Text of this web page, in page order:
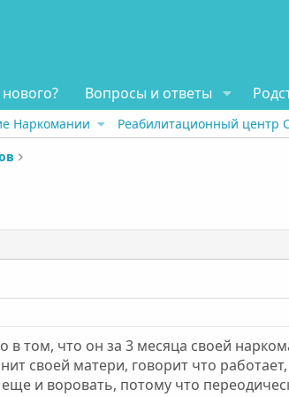
Вопросы и ответы
Наркомании Реабилитационный центр
в том, что он за 3 месяца своей
своей матери, говорит что
и воровать, потому что